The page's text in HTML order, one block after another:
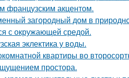
французским акцентом.
загородный дом в
с окружающей средой.
эклектика у воды.
квартиры во
простора.